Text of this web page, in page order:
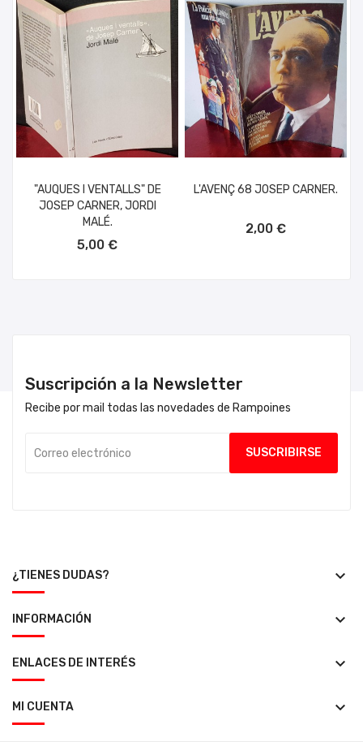
"AUQUES I VENTALLS" DE
JOSEP CARNER, JORDI
MALÉ.
5,00 €
L'AVENÇ 68 JOSEP CARNER.
2,00 €
Suscripción a la Newsletter
Recibe por mail todas las novedades de Rampoines
¿TIENES DUDAS? keyboard_arrow_down
INFORMACIÓN keyboard_arrow_down
ENLACES DE INTERÉS keyboard_arrow_down
MI CUENTA keyboard_arrow_down